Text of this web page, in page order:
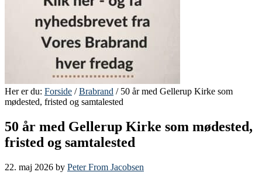
Her er du: Forside /Brabrand / 50 år med Gellerup Kirke som
mødested, fristed og samtalested
50 år med Gellerup Kirke som mødested,
fristed og samtalested
22. maj 2026 by Peter From Jacobsen